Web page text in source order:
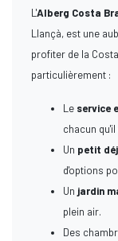
L'Alberg Costa
Llançà, est une
profiter de la
particulièrement :
Le service
chacun
Un petit
d'options
Un jardin
plein air.
Des